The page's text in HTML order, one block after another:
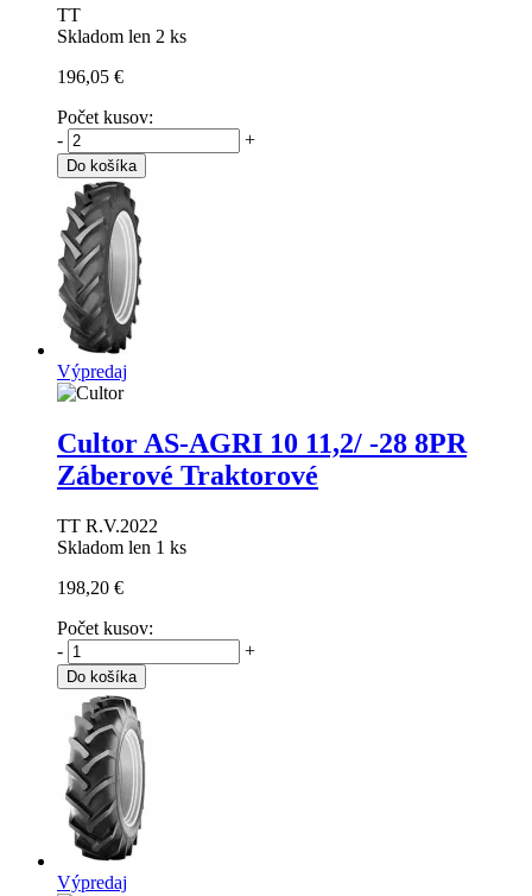
TT
Skladom len 2 ks
196,05 €
Počet kusov:
-
+
Do košíka
Výpredaj
Cultor AS-AGRI 10 11,2/ -28 8PR
Záberové Traktorové
TT R.V.2022
Skladom len 1 ks
198,20 €
Počet kusov:
-
+
Do košíka
Výpredaj